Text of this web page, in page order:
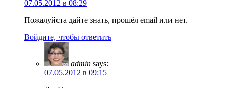
07.05.2012 в 08:29
Пожалуйста дайте знать, прошёл email или нет.
Войдите, чтобы ответить
admin says:
07.05.2012 в 09:15